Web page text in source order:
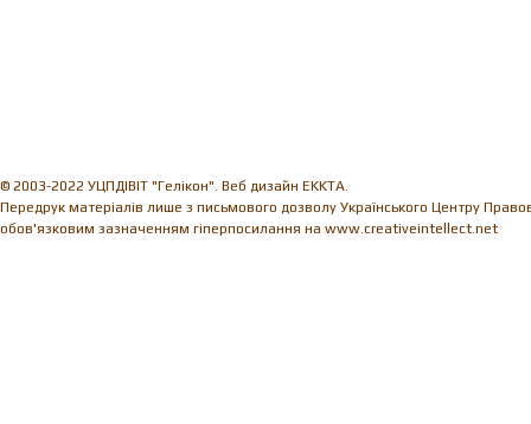
© 2003-2022 УЦПДІВІТ "Гелікон". Веб дизайн EKKTA.
Передрук матеріалів лише з письмового дозволу Українського Центру
обов'язковим зазначенням гіперпосилання на www.creativeintellect.net